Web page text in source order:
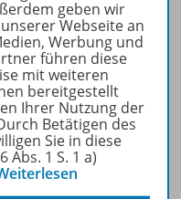
Archiv.
erfahren
geben wir
Webseite an
Werbung und
führen diese
mit weiteren
bereitgestellt
Ihrer Nutzung der
Betätigen des
Sie in diese
1 S. 1 a)